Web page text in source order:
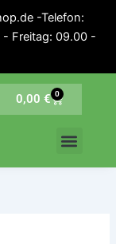
-Telefon:
Freitag: 09.00 -
0,00 € 0
Warenkorb